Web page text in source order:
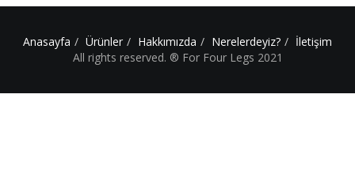
Anasayfa Ürünler Hakkımızda Nerelerdeyiz?
İletişim
All rights reserved. ® For Four Legs 2021